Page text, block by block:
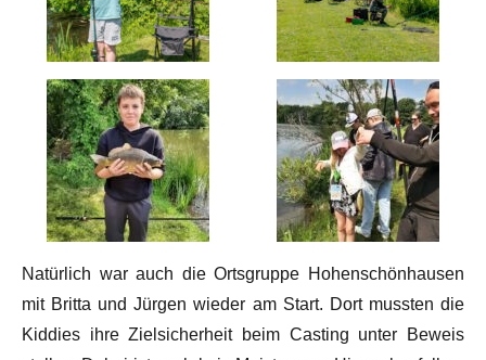
Natürlich war auch die Ortsgruppe Hohenschönhausen
mit Britta und Jürgen wieder am Start. Dort mussten die
Kiddies ihre Zielsicherheit beim Casting unter Beweis